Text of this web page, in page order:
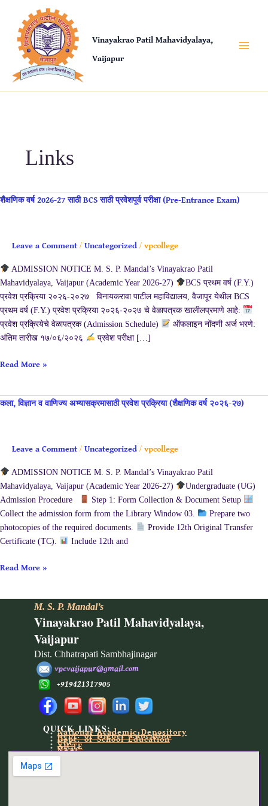
content
Vinayakrao Patil Mahavidyalaya,
Vaijapur
Links
शैक्षणिक वर्ष 2026-27 साठी BCS साठी प्रवेशपूर्व परीक्षा (Pre-Entrance Exam)
Leave a Comment / Uncategorized / vpcollege
ADMISSION NOTICE M. S. P. Mandal’s Vinayakrao Patil
Mahavidyalaya, Vaijapur (Academic Year 2026-27)
BCS प्रथम वर्ष (F.Y.)
प्रवेश प्रक्रिया २०२६-२०२७ विनायकरावा पाटील महाविद्यालय, वैजापूर येथील BCS
प्रथम वर्ष (F.Y.) प्रवेश प्रक्रिया २०२६-२०२७ चे वेळापत्रक खालीलप्रमाणे आहे:
प्रवेश प्रक्रियेचे वेळापत्रक (Admission Schedule)
ऑफलाइन नोंदणी अर्ज भरणे:
अंतिम तारीख १७/०६/२०२६
प्रवेश परीक्षा […]
शैक्षणिक
BCS
साठी
प्रवेशपूर्व
परीक्षा
(Pre-
Entrance
Read More »
कला, विज्ञान व वाणिज्य अभ्यासक्रमासाठी प्रवेश प्रक्रिया (शैक्षणिक वर्ष २०२६-२७)
Leave a Comment / Uncategorized / vpcollege
ADMISSION NOTICE M. S. P. Mandal’s Vinayakrao Patil
Mahavidyalaya, Vaijapur (Academic Year 2026-27)
Undergraduate (UG)
Admission Procedure
Step 1: Form Collection & Document Setup
Collect the admission form from the Library Window 03.
Prepare two
photocopies of the required documents.
Provide 12th Original Transfer
Certificate (TC).
Include 12th and
कला,
प्रवेश
प्रक्रिया
(शैक्षणिक
वर्ष
२०२६-२७)
Read More »
M. S. P. Mandal’s
Vinayakrao Patil Mahavidyalaya,
Vaijapur
Dist. Chhatrapati Sambhajinagar
vpcvaijapur@gmail.com
+919421317905
QUICK LINKS:
National Academic Depository
Dept. of Higher Education
Dept. of School Education
UGC
AICTE
NAAC
NIRF